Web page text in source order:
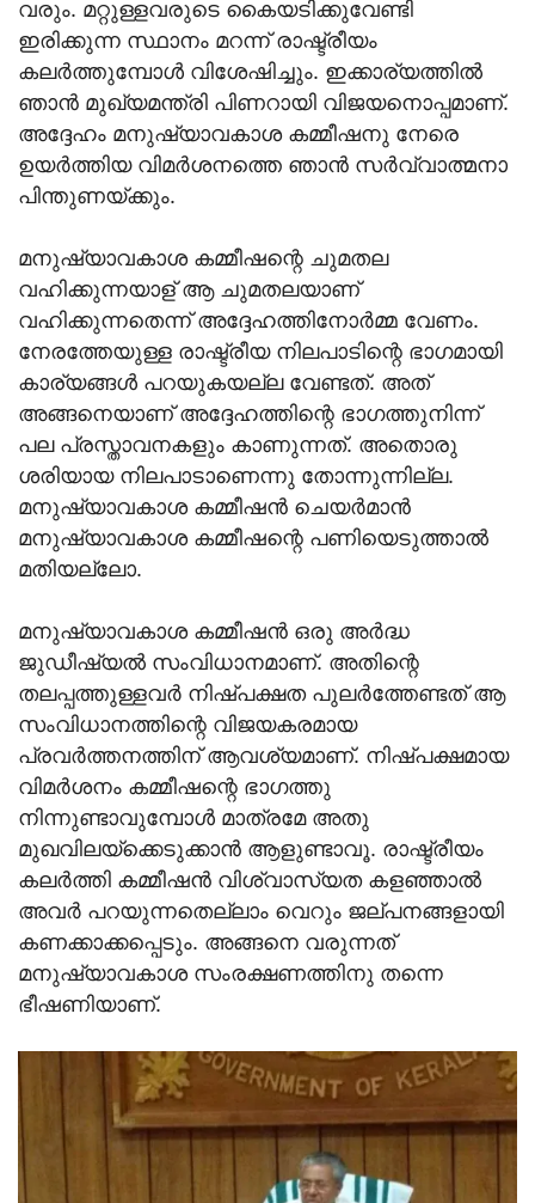
വരും. മറ്റുള്ളവരുടെ കൈയടിക്കുവേണ്ടി
ഇരിക്കുന്ന സ്ഥാനം മറന്ന് രാഷ്ട്രീയം
കലര്‍ത്തുമ്പോള്‍ വിശേഷിച്ചും. ഇക്കാര്യത്തില്‍
ഞാന്‍ മുഖ്യമന്ത്രി പിണറായി വിജയനൊപ്പമാണ്.
അദ്ദേഹം മനുഷ്യാവകാശ കമ്മീഷനു നേരെ
ഉയര്‍ത്തിയ വിമര്‍ശനത്തെ ഞാന്‍ സര്‍വ്വാത്മനാ
പിന്തുണയ്ക്കും.
മനുഷ്യാവകാശ കമ്മീഷന്റെ ചുമതല
വഹിക്കുന്നയാള് ആ ചുമതലയാണ്
വഹിക്കുന്നതെന്ന് അദ്ദേഹത്തിനോര്‍മ്മ വേണം.
നേരത്തേയുള്ള രാഷ്ട്രീയ നിലപാടിന്റെ ഭാഗമായി
കാര്യങ്ങള്‍ പറയുകയല്ല വേണ്ടത്. അത്
അങ്ങനെയാണ് അദ്ദേഹത്തിന്റെ ഭാഗത്തുനിന്ന്
പല പ്രസ്താവനകളും കാണുന്നത്. അതൊരു
ശരിയായ നിലപാടാണെന്നു തോന്നുന്നില്ല.
മനുഷ്യാവകാശ കമ്മീഷന്‍ ചെയര്‍മാന്‍
മനുഷ്യാവകാശ കമ്മീഷന്റെ പണിയെടുത്താല്‍
മതിയല്ലോ.
മനുഷ്യാവകാശ കമ്മീഷന്‍ ഒരു അര്‍ദ്ധ
ജുഡീഷ്യല്‍ സംവിധാനമാണ്. അതിന്റെ
തലപ്പത്തുള്ളവര്‍ നിഷ്പക്ഷത പുലര്‍ത്തേണ്ടത് ആ
സംവിധാനത്തിന്റെ വിജയകരമായ
പ്രവര്‍ത്തനത്തിന് ആവശ്യമാണ്. നിഷ്പക്ഷമായ
വിമര്‍ശനം കമ്മീഷന്റെ ഭാഗത്തു
നിന്നുണ്ടാവുമ്പോള്‍ മാത്രമേ അതു
മുഖവിലയ്‌ക്കെടുക്കാന്‍ ആളുണ്ടാവൂ. രാഷ്ട്രീയം
കലര്‍ത്തി കമ്മീഷന്‍ വിശ്വാസ്യത കളഞ്ഞാല്‍
അവര്‍ പറയുന്നതെല്ലാം വെറും ജല്പനങ്ങളായി
കണക്കാക്കപ്പെടും. അങ്ങനെ വരുന്നത്
മനുഷ്യാവകാശ സംരക്ഷണത്തിനു തന്നെ
ഭീഷണിയാണ്.